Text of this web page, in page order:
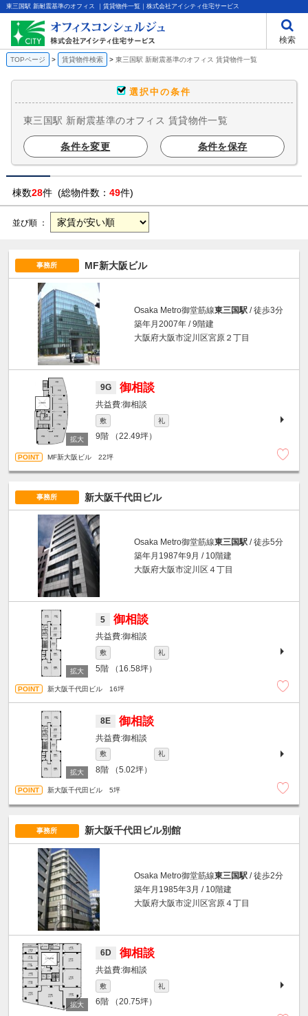
東三国駅 新耐震基準のオフィス ｜賃貸物件一覧｜株式会社アイシティ住宅サービス
検索
TOPページ 賃貸物件検索 東三国駅 新耐震基準のオフィス 賃貸物件一覧
選択中の条件
東三国駅 新耐震基準のオフィス 賃貸物件一覧
条件を変更 条件を保存
棟数28件 (総物件数： 49件)
並び順 ：
事務所 MF新大阪ビル
Osaka Metro御堂筋線東三国駅 / 徒歩3分
築年月2007年 / 9階建
大阪府大阪市淀川区宮原２丁目
9G 御相談
御相談
敷 礼
9階 （22.49坪）
MF新大阪ビル 22坪
事務所 新大阪千代田ビル
Osaka Metro御堂筋線東三国駅 / 徒歩5分
築年月1987年9月 / 10階建
大阪府大阪市淀川区４丁目
5 御相談
御相談
敷 礼
5階 （16.58坪）
新大阪千代田ビル 16坪
8E 御相談
御相談
敷 礼
8階 （5.02坪）
新大阪千代田ビル 5坪
事務所 新大阪千代田ビル別館
Osaka Metro御堂筋線東三国駅 / 徒歩2分
築年月1985年3月 / 10階建
大阪府大阪市淀川区宮原４丁目
6D 御相談
御相談
敷 礼
6階 （20.75坪）